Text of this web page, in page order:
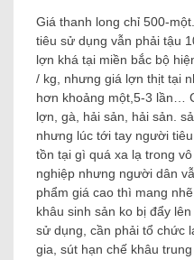
Giá thanh long chỉ 500-
tiêu sử dụng vẫn phải tậu
lợn khá tại miền bắc bộ
/ kg, nhưng giá lợn thịt tại
hơn khoảng một,5-3 lần…
lợn, gà, hải sản, hải sản.
nhưng lúc tới tay người
tồn tại gì quá xa lạ trong
nghiệp nhưng người dân
phẩm giá cao thì mang
khâu sinh sản ko bị đẩy
sử dụng, cần phải tổ chức
gia, sút hạn chế khâu